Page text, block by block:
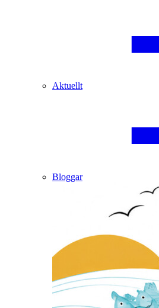
Aktuellt
Bloggar